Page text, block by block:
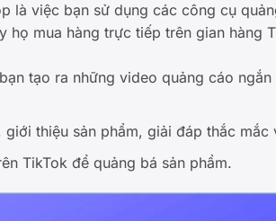
là việc bạn sử dụng các công cụ
mua hàng trực tiếp trên gian hàng
tạo ra những video quảng cáo
thiệu sản phẩm, giải đáp thắc
TikTok để quảng bá sản phẩm.